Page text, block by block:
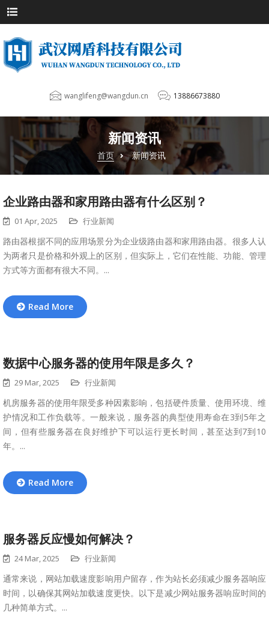
wanglifeng@wangdun.cn 13886673880
新闻资讯
首页 新闻资讯
企业路由器和家用路由器有什么区别？
01 Apr, 2025 行业新闻
路由器根据不同的应用场景分为企业级路由器和家用路由器。很多人认
为两者只是价格和外观上的区别，但实际上，它们在性能、功能、管理
方式等方面都有很大不同。...
Read More
数据中心服务器的使用年限是多久？
29 Mar, 2025 行业新闻
机房服务器的使用年限受多种因素影响，包括硬件质量、使用环境、维
护情况和工作负载等。一般来说，服务器的典型使用寿命在3到5年之
间，但有些服务器在良好维护下可以运行更长时间，甚至达到7到10
年。...
Read More
服务器反应慢如何解决？
24 Mar, 2025 行业新闻
通常来说，网站加载速度影响用户留存，作为站长必须减少服务器响应
时间，以确保其网站加载速度更快。以下是减少网站服务器响应时间的
几种简单方式。...